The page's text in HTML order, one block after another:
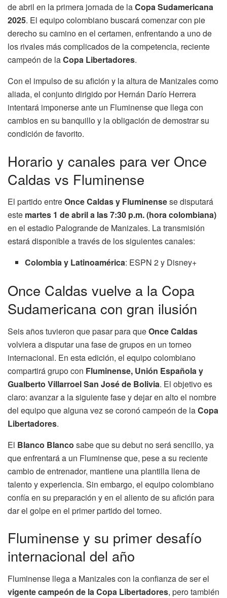
de abril en la primera jornada de laCopa Sudamericana
2025. El equipo colombiano buscará comenzar con pie
derecho su camino en el certamen, enfrentando a uno de
los rivales más complicados de la competencia, reciente
campeón de laCopa Libertadores.
Con el impulso de su afición y la altura de Manizales como
aliada, el conjunto dirigido por Hernán Darío Herrera
intentará imponerse ante un Fluminense que llega con
cambios en su banquillo y la obligación de demostrar su
condición de favorito.
Horario y canales para ver Once
Caldas vs Fluminense
El partido entreOnce Caldas y Fluminensese disputará
este martes 1 de abril a las 7:30 p.m. (hora colombiana)
en el estadio Palogrande de Manizales. La transmisión
estará disponible a través de los siguientes canales:
Colombia y Latinoamérica: ESPN 2 y Disney+
Once Caldas vuelve a la Copa
Sudamericana con gran ilusión
Seis años tuvieron que pasar para queOnce Caldas
volviera a disputar una fase de grupos en un torneo
internacional. En esta edición, el equipo colombiano
compartirá grupo con Fluminense, Unión Española y
Gualberto Villarroel San José de Bolivia. El objetivo es
claro: avanzar a la siguiente fase y dejar en alto el nombre
del equipo que alguna vez se coronó campeón de laCopa
Libertadores.
El Blanco Blanco sabe que su debut no será sencillo, ya
que enfrentará a un Fluminense que, pese a su reciente
cambio de entrenador, mantiene una plantilla llena de
talento y experiencia. Sin embargo, el equipo colombiano
confía en su preparación y en el aliento de su afición para
dar el golpe en el primer partido del torneo.
Fluminense y su primer desafío
internacional del año
Fluminense llega a Manizales con la confianza de ser el
vigente campeón de la Copa Libertadores, pero también